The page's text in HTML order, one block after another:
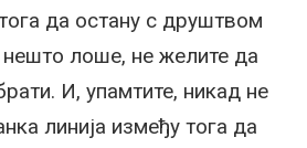
да остану с друштвом
нешто лоше, не желите да
И, упамтите, никад не
линија између тога да